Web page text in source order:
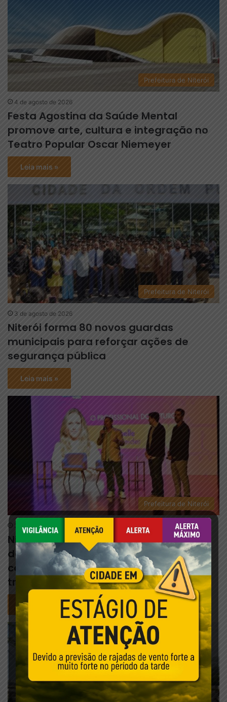
Prefeitura de Niterói
4 de agosto de 2026
Festa Agostina da Saúde Mental
promove arte, cultura e integração no
Teatro Popular Oscar Niemeyer
Leia mais »
Prefeitura de Niterói
3 de agosto de 2026
Niterói forma 80 novos guardas
municipais para reforçar ações de
segurança pública
Leia mais »
Prefeitura de Niterói
3 de agosto de 2026
Niterói Innovation Experience antecipa
debates do Rio Innovation Week 2026
com foco no futuro da tecnologia e do
trabalho
Leia mais »